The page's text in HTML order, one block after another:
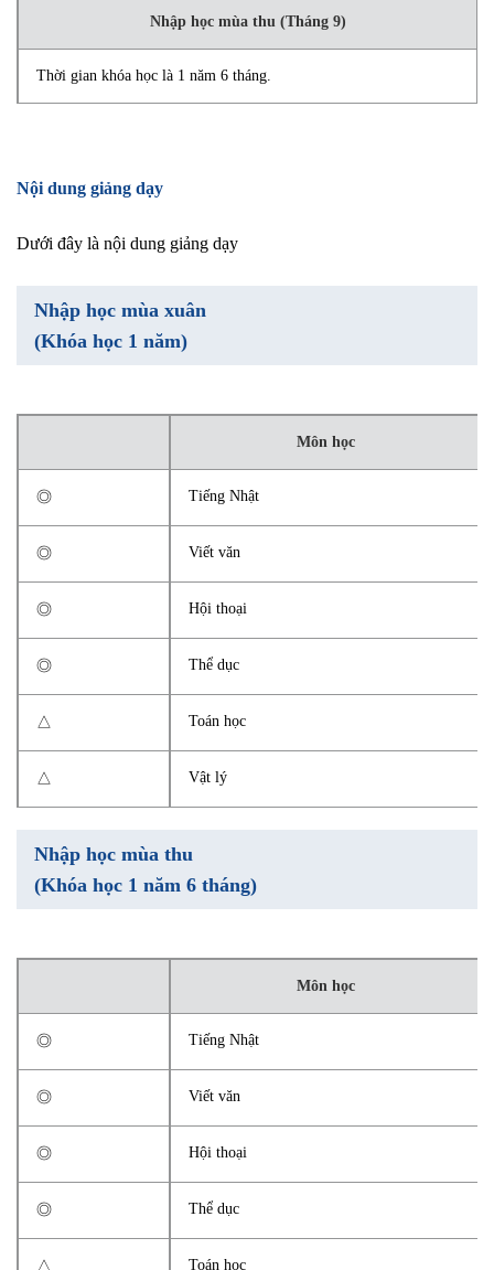
Nhập học mùa thu (Tháng 9)
Thời gian khóa học là 1 năm 6 tháng.
Nội dung giảng dạy
Dưới đây là nội dung giảng dạy
Nhập học mùa xuân
(Khóa học 1 năm)
Môn học
◎ Tiếng Nhật
◎ Viết văn
◎ Hội thoại
◎ Thể dục
△ Toán học
△ Vật lý
Nhập học mùa thu
(Khóa học 1 năm 6 tháng)
Môn học
◎ Tiếng Nhật
◎ Viết văn
◎ Hội thoại
◎ Thể dục
△ Toán học